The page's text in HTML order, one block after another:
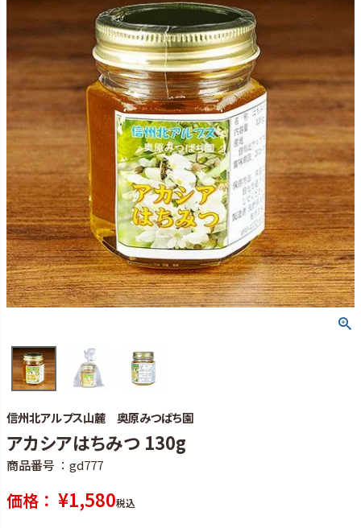
信州北アルプス山麓 奥原みつばち園
アカシアはちみつ 130g
商品番号 gd777
価格 ¥1,580税込